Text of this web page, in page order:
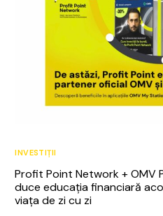
INVESTIȚII
Profit Point Network + OMV
duce educația financiară
viața de zi cu zi